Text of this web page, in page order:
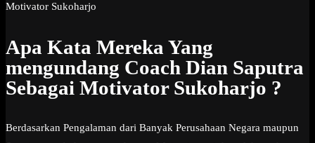
Motivator Sukoharjo
Apa Kata Mereka Yang
mengundang Coach Dian Saputra
Sebagai Motivator Sukoharjo ?
Berdasarkan Pengalaman dari Banyak Perusahaan Negara maupun